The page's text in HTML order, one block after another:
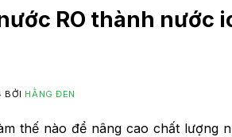
RO thành nước
BỞI HẰNG ĐEN
thế nào để nâng cao chất lượng